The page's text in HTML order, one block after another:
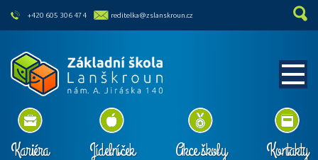
skip to main content
+420 605 306 474 reditelka@zslanskroun.cz
Kariéra Jídelníček Akce školy Kontakty